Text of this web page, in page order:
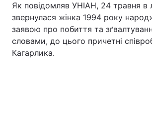
Як повідомляв УНІАН, 24 травня в
звернулася жінка 1994 року
заявою про побиття та
словами, до цього причетні
Кагарлика.